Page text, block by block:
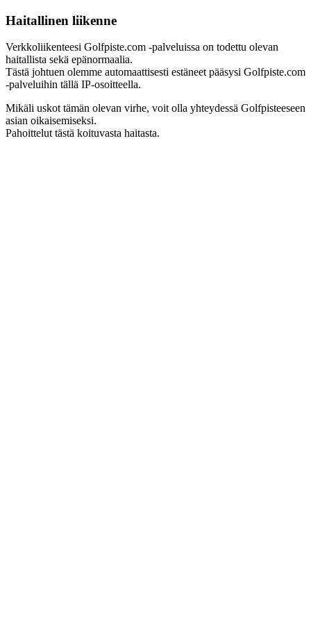
Haitallinen liikenne
Verkkoliikenteesi Golfpiste.com -palveluissa on todettu olevan
haitallista sekä epänormaalia.
Tästä johtuen olemme automaattisesti estäneet pääsysi Golfpiste.com
-palveluihin tällä IP-osoitteella.
Mikäli uskot tämän olevan virhe, voit olla yhteydessä Golfpisteeseen
asian oikaisemiseksi.
Pahoittelut tästä koituvasta haitasta.